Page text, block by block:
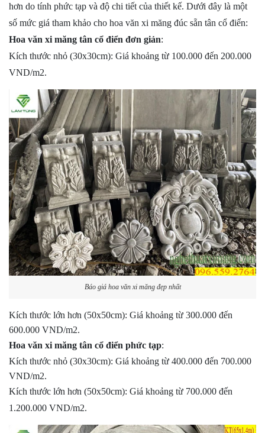
hơn do tính phức tạp và độ chi tiết của thiết kế. Dưới đây là một
số mức giá tham khảo cho hoa văn xi măng đúc sẵn tân cổ điển:
Hoa văn xi măng tân cổ điển đơn giản:
Kích thước nhỏ (30x30cm): Giá khoảng từ 100.000 đến 200.000
VND/m2.
Báo giá hoa văn xi măng đẹp nhất
Kích thước lớn hơn (50x50cm): Giá khoảng từ 300.000 đến
600.000 VND/m2.
Hoa văn xi măng tân cổ điển phức tạp:
Kích thước nhỏ (30x30cm): Giá khoảng từ 400.000 đến 700.000
VND/m2.
Kích thước lớn hơn (50x50cm): Giá khoảng từ 700.000 đến
1.200.000 VND/m2.